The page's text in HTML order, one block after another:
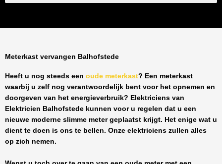
Meterkast vervangen Balhofstede
Heeft u nog steeds een oude meterkast? Een meterkast
waarbij u zelf nog verantwoordelijk bent voor het opnemen en
doorgeven van het energieverbruik? Elektriciens van
Elektricien Balhofstede kunnen voor u regelen dat u een
nieuwe moderne slimme meter geplaatst krijgt. Het enige wat u
dient te doen is ons te bellen. Onze elektriciens zullen alles
op zich nemen.